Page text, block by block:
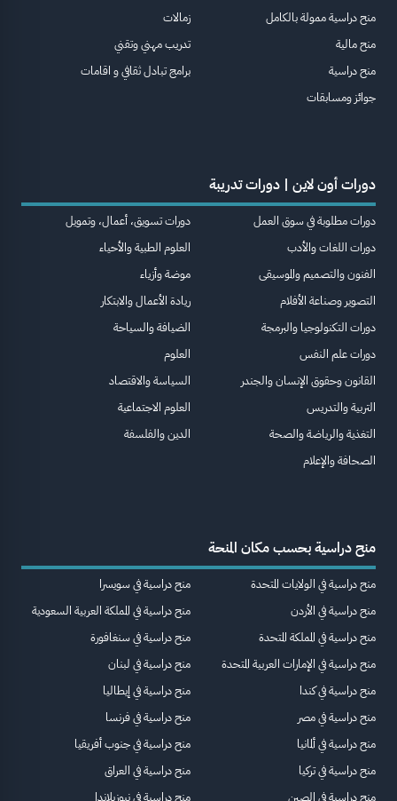
منح دراسية ممولة بالكامل
منح مالية
منح دراسية
جوائز ومسابقات
زمالات
تدريب مهني وتقني
برامج تبادل ثقافي و اقامات
دورات أون لاين | دورات تدريبة
دورات مطلوبة في سوق العمل
دورات اللغات والأدب
الفنون والتصميم والموسيقى
التصوير وصناعة الأفلام
دورات التكنولوجيا والبرمجة
دورات علم النفس
القانون وحقوق الإنسان والجندر
التربية والتدريس
التغذية والرياضة والصحة
الصحافة والإعلام
دورات تسويق، أعمال، وتمويل
العلوم الطبية والأحياء
موضة وأزياء
ريادة الأعمال والابتكار
الضيافة والسياحة
العلوم
السياسة والاقتصاد
العلوم الاجتماعية
الدين والفلسفة
منح دراسية بحسب مكان المنحة
منح دراسية في الولايات المتحدة
منح دراسية في الأردن
منح دراسية في المملكة المتحدة
منح دراسية في الإمارات العربية المتحدة
منح دراسية في كندا
منح دراسية في مصر
منح دراسية في ألمانيا
منح دراسية في تركيا
منح دراسية في الصين
منح دراسية في سويسرا
منح دراسية في المملكة العربية السعودية
منح دراسية في سنغافورة
منح دراسية في لبنان
منح دراسية في إيطاليا
منح دراسية في فرنسا
منح دراسية في جنوب أفريقيا
منح دراسية في العراق
منح دراسية في نيوزيلاندا